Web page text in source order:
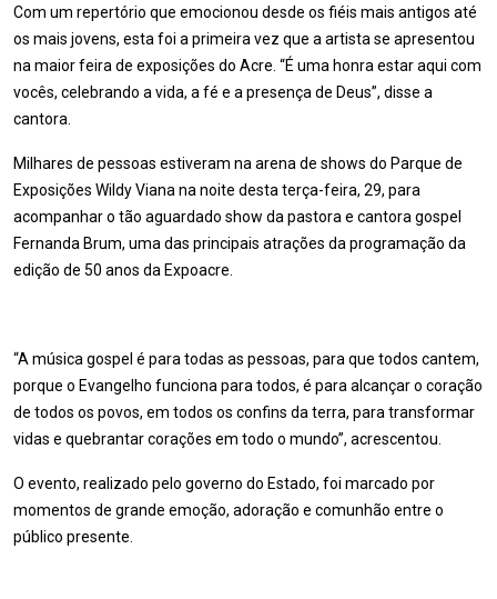
Com um repertório que emocionou desde os fiéis mais antigos até
os mais jovens, esta foi a primeira vez que a artista se apresentou
na maior feira de exposições do Acre. “É uma honra estar aqui com
vocês, celebrando a vida, a fé e a presença de Deus”, disse a
cantora.
Milhares de pessoas estiveram na arena de shows do Parque de
Exposições Wildy Viana na noite desta terça-feira, 29, para
acompanhar o tão aguardado show da pastora e cantora gospel
Fernanda Brum, uma das principais atrações da programação da
edição de 50 anos da Expoacre.
“A música gospel é para todas as pessoas, para que todos cantem,
porque o Evangelho funciona para todos, é para alcançar o coração
de todos os povos, em todos os confins da terra, para transformar
vidas e quebrantar corações em todo o mundo”, acrescentou.
O evento, realizado pelo governo do Estado, foi marcado por
momentos de grande emoção, adoração e comunhão entre o
público presente.